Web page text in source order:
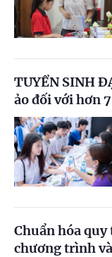
TUYỂN SINH
ảo đối với hơn
Chuẩn hóa
chương trình